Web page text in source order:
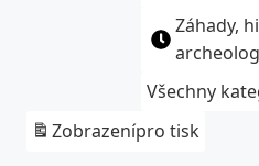
Záhady,
Všechny
Zobrazenípro tisk